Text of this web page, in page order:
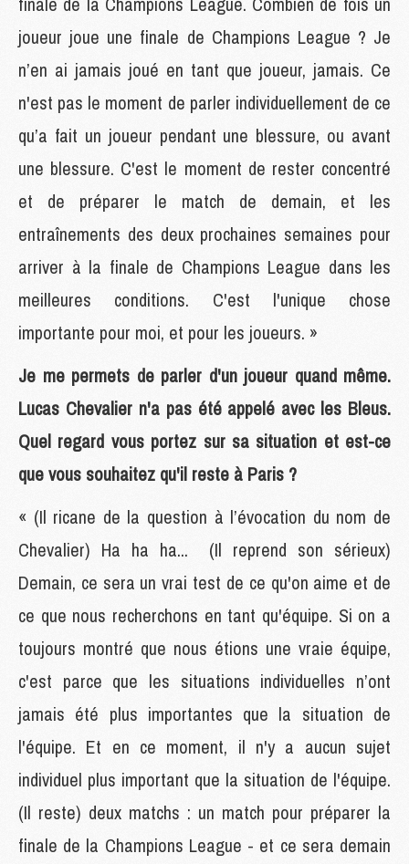
joueur joue une finale de Champions League ? Je
n’en ai jamais joué en tant que joueur, jamais. Ce
n'est pas le moment de parler individuellement de ce
qu’a fait un joueur pendant une blessure, ou avant
une blessure. C'est le moment de rester concentré
et de préparer le match de demain, et les
entraînements des deux prochaines semaines pour
arriver à la finale de Champions League dans les
meilleures conditions. C'est l'unique chose
importante pour moi, et pour les joueurs. »
Je me permets de parler d'un joueur quand même.
Lucas Chevalier n'a pas été appelé avec les Bleus.
Quel regard vous portez sur sa situation et est-ce
que vous souhaitez qu'il reste à Paris ?
« (Il ricane de la question à l’évocation du nom de
Chevalier) Ha ha ha... (Il reprend son sérieux)
Demain, ce sera un vrai test de ce qu'on aime et de
ce que nous recherchons en tant qu'équipe. Si on a
toujours montré que nous étions une vraie équipe,
c'est parce que les situations individuelles n’ont
jamais été plus importantes que la situation de
l'équipe. Et en ce moment, il n'y a aucun sujet
individuel plus important que la situation de l'équipe.
(Il reste) deux matchs : un match pour préparer la
finale de la Champions League - et ce sera demain